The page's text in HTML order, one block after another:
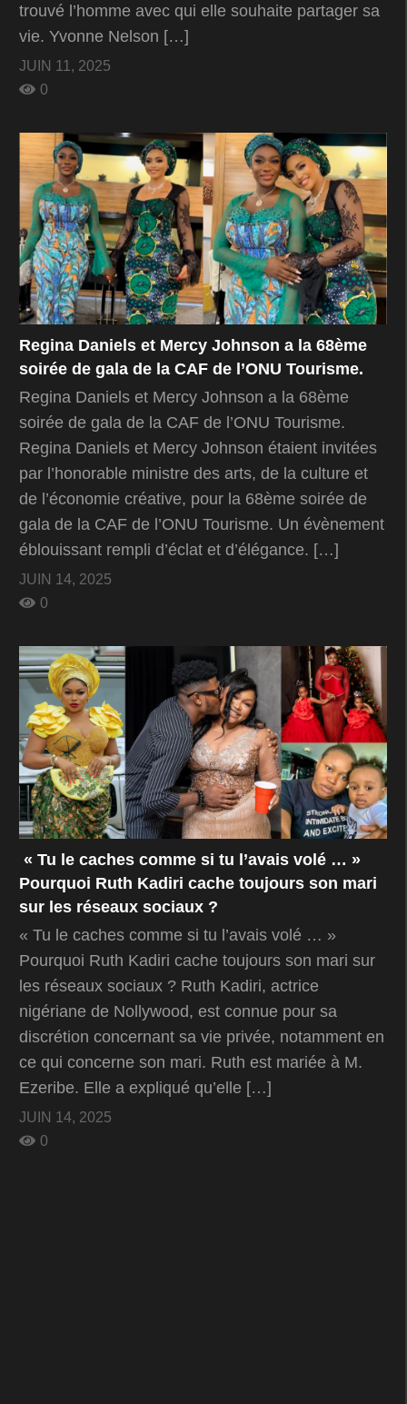
trouvé l’homme avec qui elle souhaite partager sa
vie. Yvonne Nelson […]
JUIN 11, 2025
0
Regina Daniels et Mercy Johnson a la 68ème
soirée de gala de la CAF de l’ONU Tourisme.
Regina Daniels et Mercy Johnson a la 68ème
soirée de gala de la CAF de l’ONU Tourisme.
Regina Daniels et Mercy Johnson étaient invitées
par l’honorable ministre des arts, de la culture et
de l’économie créative, pour la 68ème soirée de
gala de la CAF de l’ONU Tourisme. Un évènement
éblouissant rempli d’éclat et d’élégance. […]
JUIN 14, 2025
0
« Tu le caches comme si tu l’avais volé … »
Pourquoi Ruth Kadiri cache toujours son mari
sur les réseaux sociaux ?
« Tu le caches comme si tu l’avais volé … »
Pourquoi Ruth Kadiri cache toujours son mari sur
les réseaux sociaux ? Ruth Kadiri, actrice
nigériane de Nollywood, est connue pour sa
discrétion concernant sa vie privée, notamment en
ce qui concerne son mari. Ruth est mariée à M.
Ezeribe. Elle a expliqué qu’elle […]
JUIN 14, 2025
0